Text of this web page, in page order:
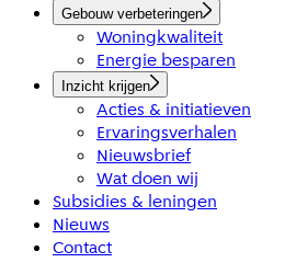
Gebouw verbeteringen
Woningkwaliteit
Energie besparen
Inzicht krijgen
Acties & initiatieven
Ervaringsverhalen
Nieuwsbrief
Wat doen wij
Subsidies & leningen
Nieuws
Contact